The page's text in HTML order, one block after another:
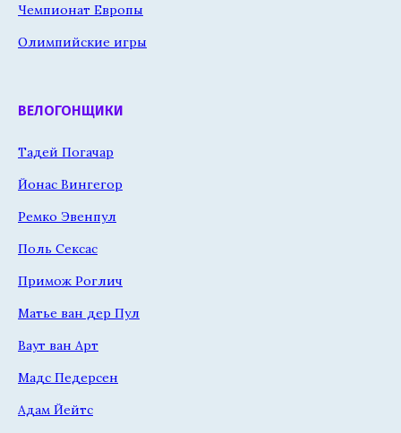
Чемпионат Европы
Олимпийские игры
ВЕЛОГОНЩИКИ
Тадей Погачар
Йонас Вингегор
Ремко Эвенпул
Поль Сексас
Примож Роглич
Матье ван дер Пул
Ваут ван Арт
Мадс Педерсен
Адам Йейтс